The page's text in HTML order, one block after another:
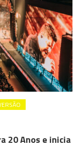
20 Anos e inicia